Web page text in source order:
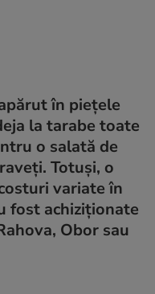
în piețele
la tarabe toate
o salată de
Totuși, o
variate în
fost achiziționate
Obor sau